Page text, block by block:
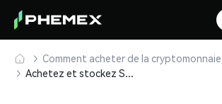
Comment acheter de la cryptomonnaie
Achetez et stockez STEMX (STEMX) en toute sécurité